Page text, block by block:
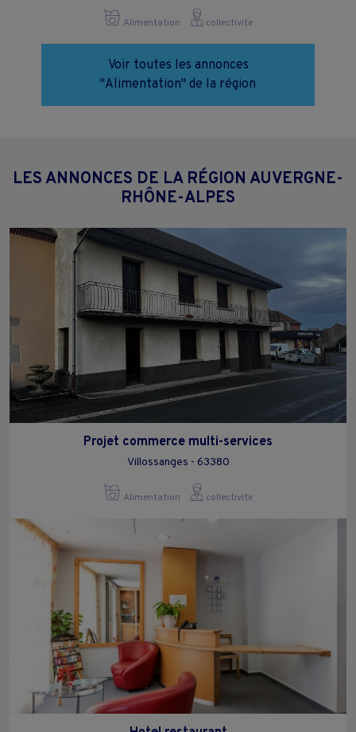
Alimentation collectivite
Voir toutes les annonces
"Alimentation" de la région
LES ANNONCES DE LA RÉGION AUVERGNE-
RHÔNE-ALPES
Projet commerce multi-services
Villossanges - 63380
Alimentation collectivite